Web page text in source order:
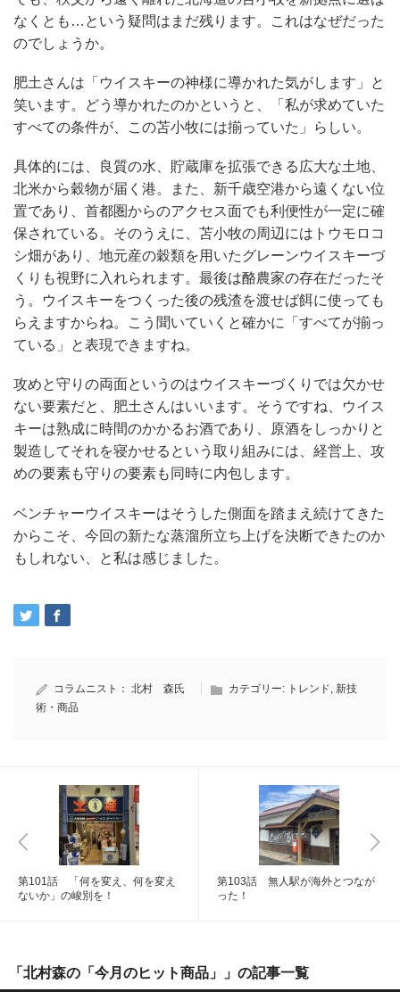
なくとも…という疑問はまだ残ります。これはなぜだった
のでしょうか。
肥土さんは「ウイスキーの神様に導かれた気がします」と
笑います。どう導かれたのかというと、「私が求めていた
すべての条件が、この苫小牧には揃っていた」らしい。
具体的には、良質の水、貯蔵庫を拡張できる広大な土地、
北米から穀物が届く港。また、新千歳空港から遠くない位
置であり、首都圏からのアクセス面でも利便性が一定に確
保されている。そのうえに、苫小牧の周辺にはトウモロコ
シ畑があり、地元産の穀類を用いたグレーンウイスキーづ
くりも視野に入れられます。最後は酪農家の存在だったそ
う。ウイスキーをつくった後の残渣を渡せば餌に使っても
らえますからね。こう聞いていくと確かに「すべてが揃っ
ている」と表現できますね。
攻めと守りの両面というのはウイスキーづくりでは欠かせ
ない要素だと、肥土さんはいいます。そうですね、ウイス
キーは熟成に時間のかかるお酒であり、原酒をしっかりと
製造してそれを寝かせるという取り組みには、経営上、攻
めの要素も守りの要素も同時に内包します。
ベンチャーウイスキーはそうした側面を踏まえ続けてきた
からこそ、今回の新たな蒸溜所立ち上げを決断できたのか
もしれない、と私は感じました。
コラムニスト： 北村 森氏 カテゴリー: トレンド, 新技
術・商品
第101話 「何を変え、何を変え
ないか」の峻別を！
第103話 無人駅が海外とつなが
った！
「北村森の「今月のヒット商品」」の記事一覧